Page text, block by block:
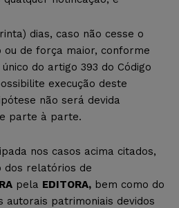
dias, caso não cesse o
de força maior, conforme
do artigo 393 do Código
execução deste
não será devida
parte à parte.
nos casos acima citados,
dos relatórios de
pela EDITORA, bem como do
autorais patrimoniais devidos